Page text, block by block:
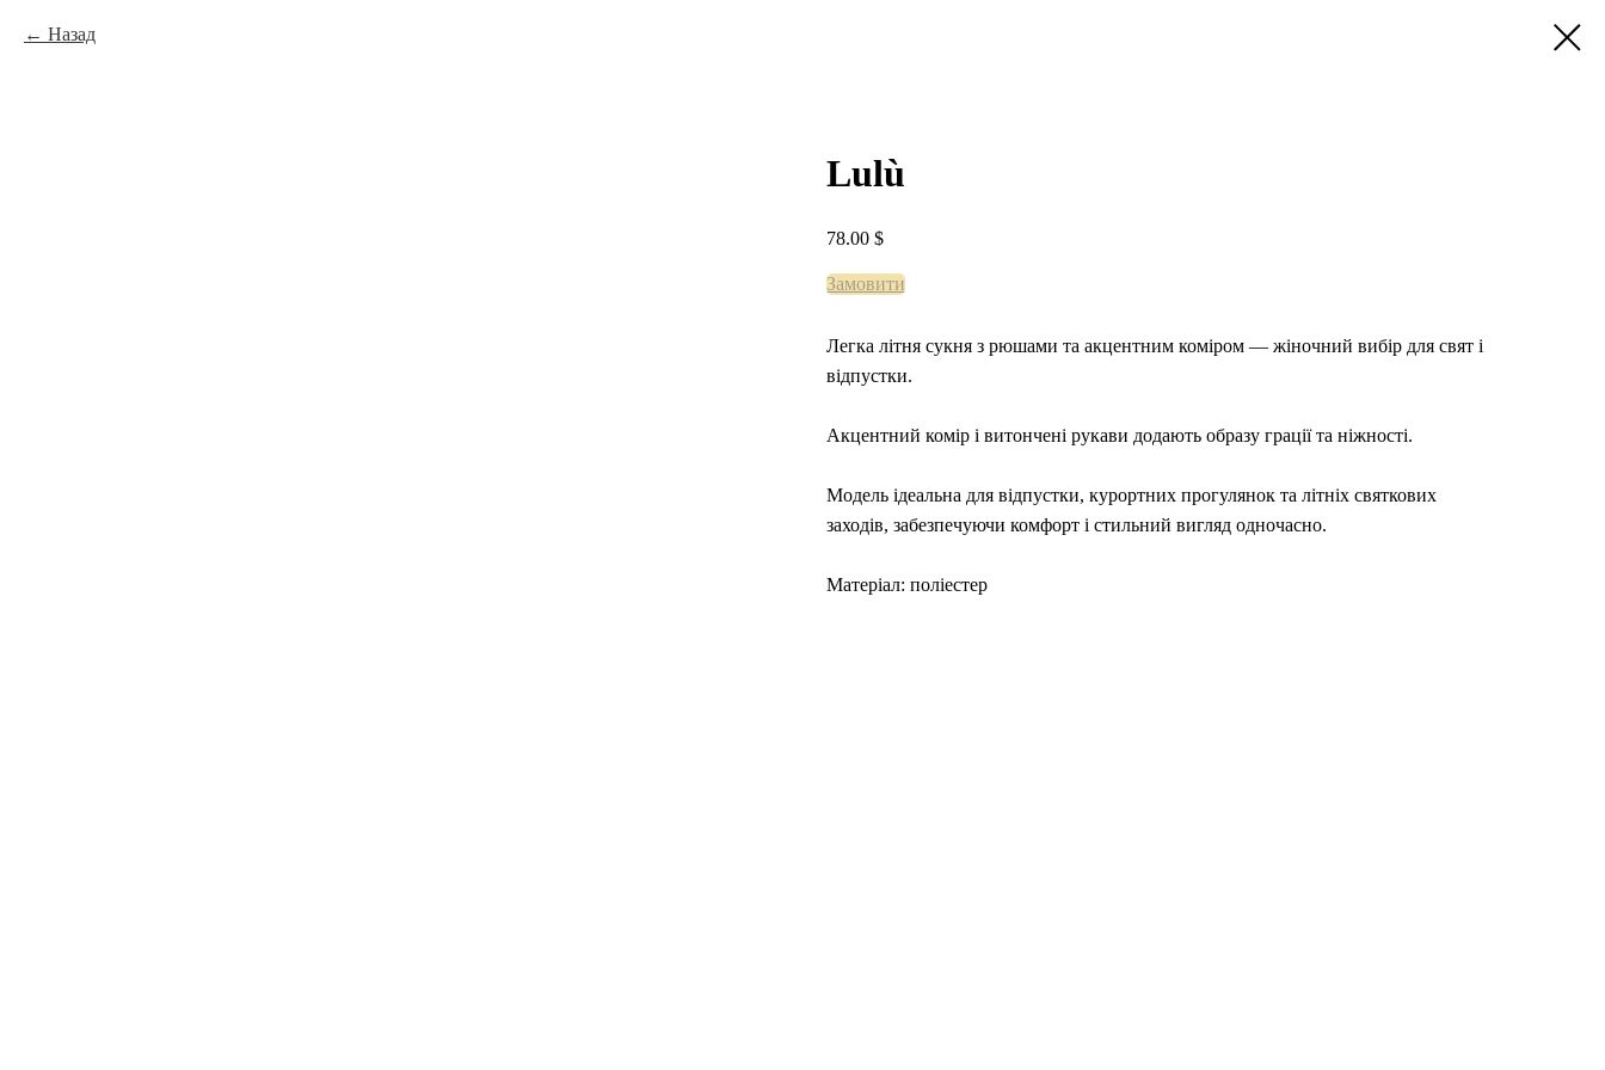
Назад
Lulù
78.00 $
Замовити
Легка літня сукня з рюшами та акцентним коміром — жіночний вибір для свят і
відпустки.
Акцентний комір і витончені рукави додають образу грації та ніжності.
Модель ідеальна для відпустки, курортних прогулянок та літніх святкових
заходів, забезпечуючи комфорт і стильний вигляд одночасно.
Матеріал: поліестер